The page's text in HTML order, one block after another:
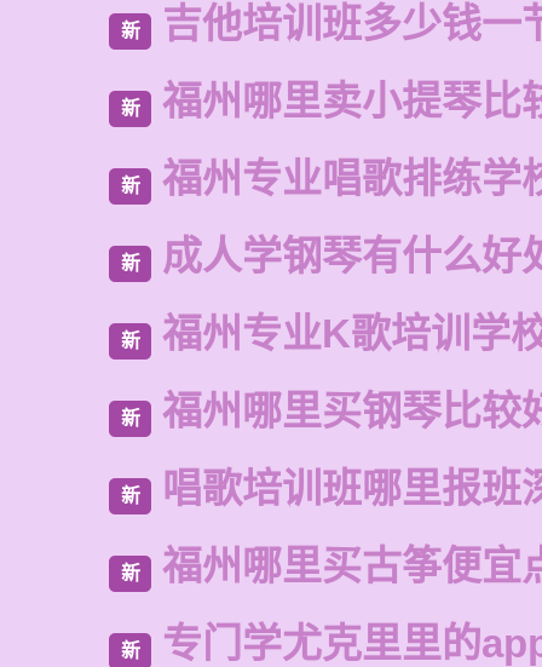
新 吉他培训班多少钱一
新 福州哪里卖小提琴比
新 福州专业唱歌排练学
新 成人学钢琴有什么好
新 福州专业K歌培训学
新 福州哪里买钢琴比较
新 唱歌培训班哪里报班
新 福州哪里买古筝便宜
新 专门学尤克里里的